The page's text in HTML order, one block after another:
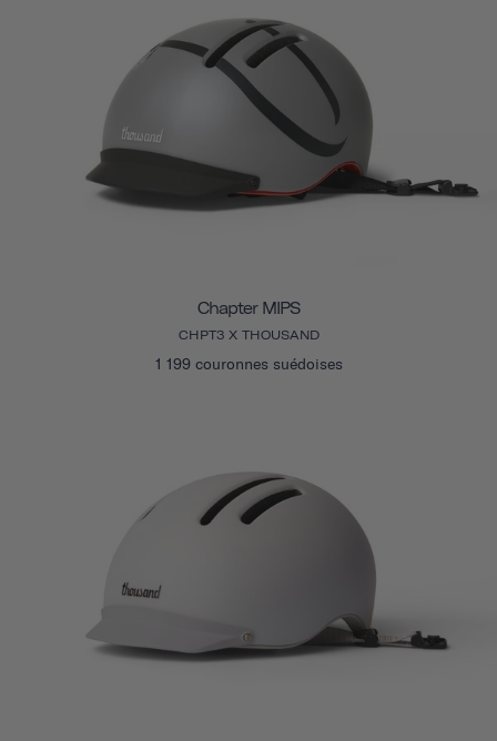
Chapter MIPS
CHPT3 X THOUSAND
1 199 couronnes suédoises